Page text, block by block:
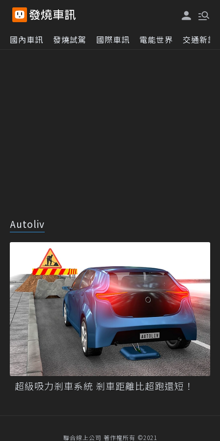
國內車訊 發燒試駕 國際車訊 電能世界 交通新訊
Autoliv
超級吸力剎車系統 剎車距離比超跑還短！
聯合線上公司 著作權所有 ©2021